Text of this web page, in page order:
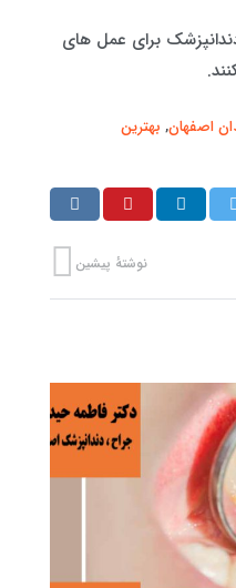
برای عمل های
اصفهان, بهترین
نوشتهٔ پیشین